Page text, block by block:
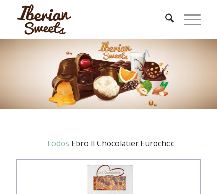
Todos Ebro Il Chocolatier Eurochoc